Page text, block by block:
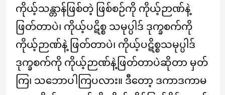
ကိုယ့်သန္တာန်ဖြစ်တဲ့ ဖြစ်စဉ်ကို ကိုယ့်ဉာဏ်နဲ့
ဖြတ်တာပဲ၊ ကိုယ့်ပဋိစ္စ သမုပ္ပါဒ် ဒုက္ခစက်ကို
ကိုယ့်ဉာဏ်နဲ့ ဖြတ်တာပဲ၊ ကိုယ့်ပဋိစ္စသမုပ္ပါဒ်
ဒုက္ခစက်ကို ကိုယ့်ဉာဏ်နဲ့ဖြတ်တာပဲဆိုတာ မှတ်
ကြ၊ သဘောပါကြပလား။ ဒီတော့ ဒကာဒကာမ